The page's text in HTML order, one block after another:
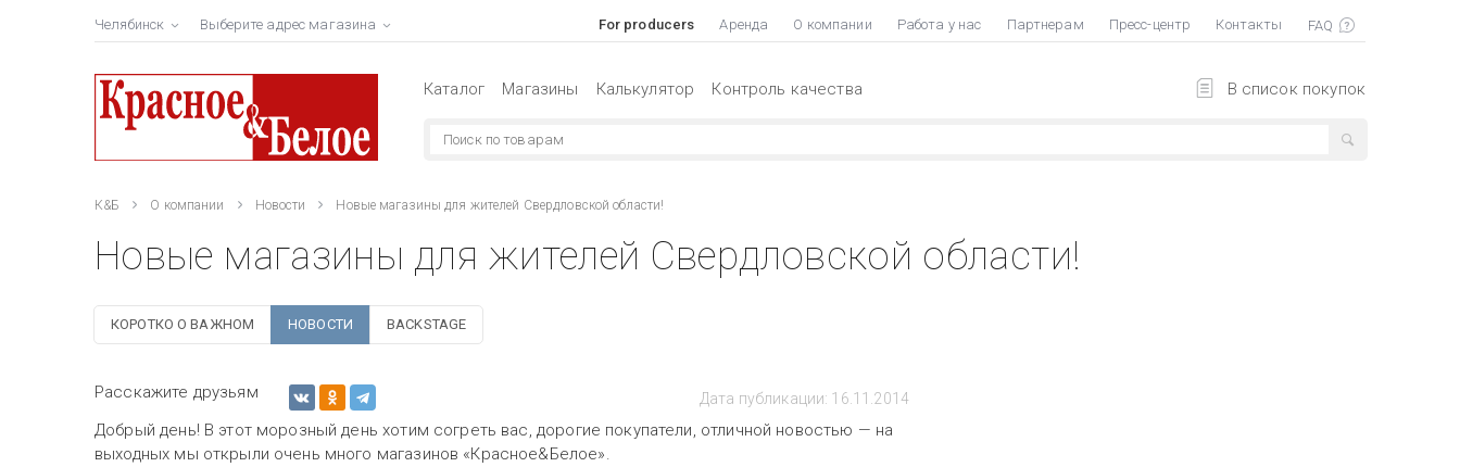
Челябинск Выберите адрес магазина For producers Аренда О компании Работа у нас Партнерам Пресс-центр Контакты
В список покупок
Каталог Магазины Калькулятор Контроль качества
К&Б О компании Новости Новые магазины для жителей Свердловской области!
Новые магазины для жителей Свердловской области!
КОРОТКО О ВАЖНОМ НОВОСТИ BACKSTAGE
Расскажите друзьям Дата публикации: 16.11.2014
Добрый день! В этот морозный день хотим согреть вас, дорогие покупатели, отличной новостью — на
выходных мы открыли очень много магазинов «Красное&Белое».